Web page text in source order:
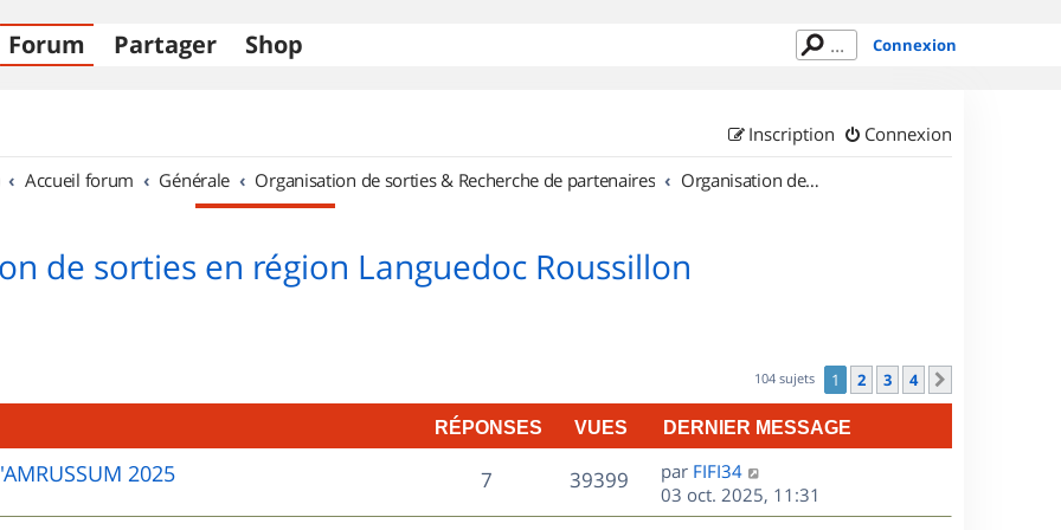
Forum Partager Shop Connexion
Connexion
Inscription
Accueil forum Générale Organisation de sorties & Recherche de partenaires Organisation de sorties en région Languedoc Roussillon
de sorties en région Languedoc Roussillon
104 sujets 1 2 3 4
RÉPONSES VUES DERNIER MESSAGE
2025 7R
é
39399V
u
D
e
r
par FIFI34
03 oct. 2025, 11:31